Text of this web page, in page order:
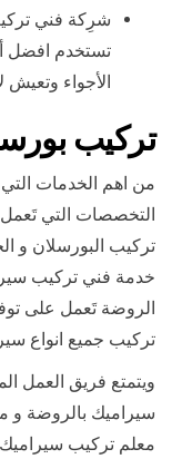
شرِكة فني
تستخدم افضل
الأجواء
تركيب
من اهم الخدمات
التخصصات التي
تركيب البورسلان و
خدمة فني تركيب
الروضة تَعمل على
تركيب جميع انواع
ويتمتع فريق العمل
سيراميك بالروضة و
معلم تركيب سيراميك